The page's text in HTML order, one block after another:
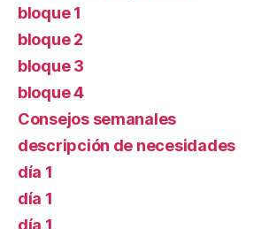
bloque 1
bloque 2
bloque 3
bloque 4
Consejos semanales
descripción de necesidades
día 1
día 1
día 1